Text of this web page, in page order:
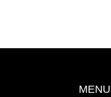
MENU